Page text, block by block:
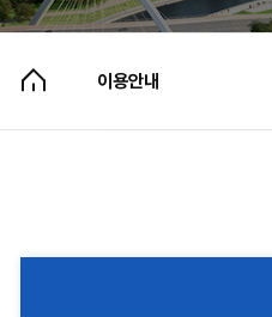
이용안내이용 준수 사항